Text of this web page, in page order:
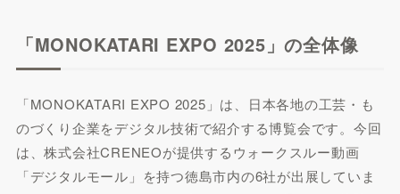
「MONOKATARI EXPO 2025」の全体像
「MONOKATARI EXPO 2025」は、日本各地の工芸・も
のづくり企業をデジタル技術で紹介する博覧会です。今回
は、株式会社CRENEOが提供するウォークスルー動画
「デジタルモール」を持つ徳島市内の6社が出展していま